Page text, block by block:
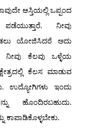
ಆಸ್ತಿಯಲ್ಲಿ ಒಪ್ಪಂದ
ನೀವು
ಯೋಜಿಸಿದರೆ ಅದು
ನೀವು ಕೆಲವು ಒಳ್ಳೆಯ
ಕೆಲಸ ಮಾಡುವ
ಉದ್ಯೋಗಿಗಳು ಇಂದು
ಹೊಂದಿರಬಹುದು.